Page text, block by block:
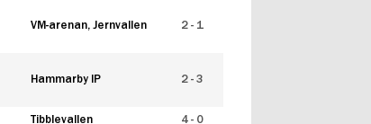
VM-arenan, Jernvallen 2 - 1
Hammarby IP 2 - 3
Tibblevallen 4 - 0